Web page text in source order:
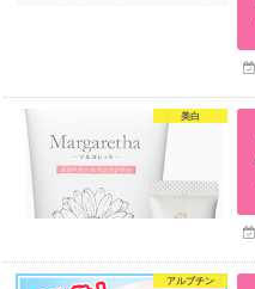
美白
アルブチン